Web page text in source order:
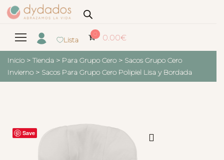
Lista
0 0.00€
Inicio > Tienda > Para Grupo Cero > Sacos Grupo Cero
Invierno > Sacos Para Grupo Cero Polipiel Lisa y Bordada
Save